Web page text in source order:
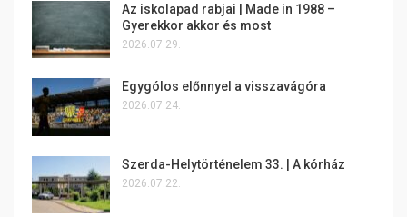
Az iskolapad rabjai | Made in 1988 –
Gyerekkor akkor és most
2026.07.29.
Egygólos előnnyel a visszavágóra
2026.07.24.
Szerda-Helytörténelem 33. | A kórház
2026.07.22.